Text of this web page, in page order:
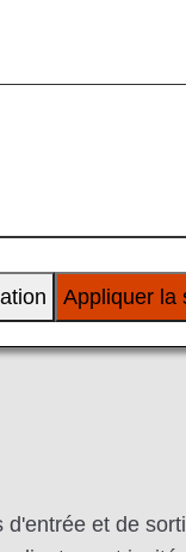
et de
Appliquer la